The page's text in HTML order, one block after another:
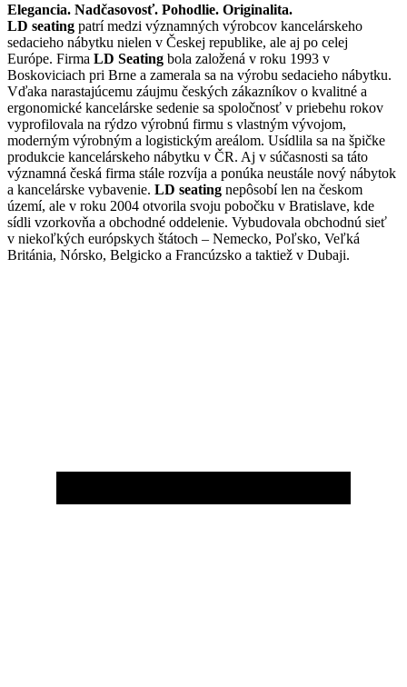
Elegancia. Nadčasovosť. Pohodlie. Originalita.
LD seating patrí medzi významných výrobcov kancelárskeho
sedacieho nábytku nielen v Českej republike, ale aj po celej
Európe. Firma LD Seating bola založená v roku 1993 v
Boskoviciach pri Brne a zamerala sa na výrobu sedacieho nábytku.
Vďaka narastajúcemu záujmu českých zákazníkov o kvalitné a
ergonomické kancelárske sedenie sa spoločnosť v priebehu rokov
vyprofilovala na rýdzo výrobnú firmu s vlastným vývojom,
moderným výrobným a logistickým areálom. Usídlila sa na špičke
produkcie kancelárskeho nábytku v ČR. Aj v súčasnosti sa táto
významná česká firma stále rozvíja a ponúka neustále nový nábytok
a kancelárske vybavenie. LD seating nepôsobí len na českom
území, ale v roku 2004 otvorila svoju pobočku v Bratislave, kde
sídli vzorkovňa a obchodné oddelenie. Vybudovala obchodnú sieť
v niekoľkých európskych štátoch – Nemecko, Poľsko, Veľká
Británia, Nórsko, Belgicko a Francúzsko a taktiež v Dubaji.